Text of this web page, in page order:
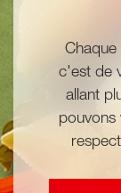
c'est de
allant
pouvons